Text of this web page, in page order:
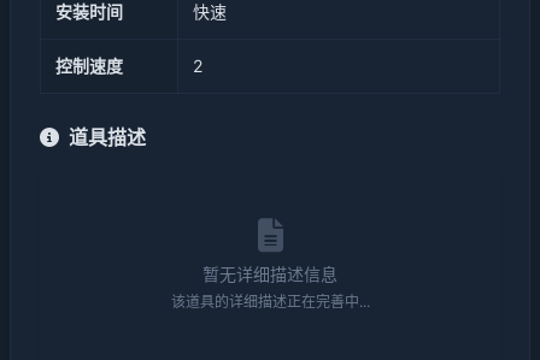
安装时间 快速
控制速度 2
道具描述
暂无详细描述信息
该道具的详细描述正在完善中...